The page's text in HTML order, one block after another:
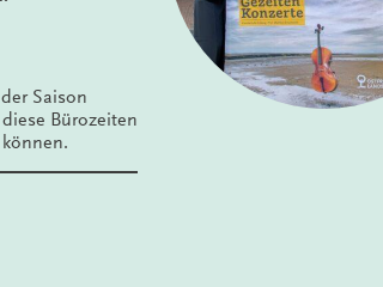
Saison
Bürozeiten